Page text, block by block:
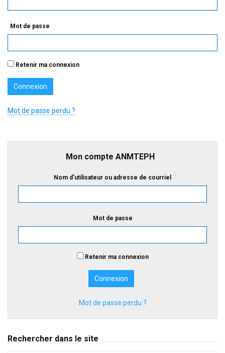
Mot de passe
Retenir ma connexion
Mot de passe perdu ?
Mon compte ANMTEPH
Nom d'utilisateur ou adresse de courriel
Mot de passe
Retenir ma connexion
Mot de passe perdu ?
Rechercher dans le site